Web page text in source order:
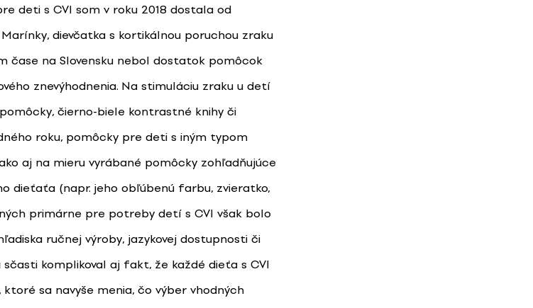
deti s CVI som v roku 2018 dostala od
dievčatka s kortikálnou poruchou zraku
čase na Slovensku nebol dostatok pomôcok
znevýhodnenia. Na stimuláciu zraku u detí
čierno-biele kontrastné knihy či
roku, pomôcky pre deti s iným typom
aj na mieru vyrábané pomôcky zohľadňujúce
dieťaťa (napr. jeho obľúbenú farbu, zvieratko,
primárne pre potreby detí s CVI však bolo
ručnej výroby, jazykovej dostupnosti či
komplikoval aj fakt, že každé dieťa s CVI
sa navyše menia, čo výber vhodných